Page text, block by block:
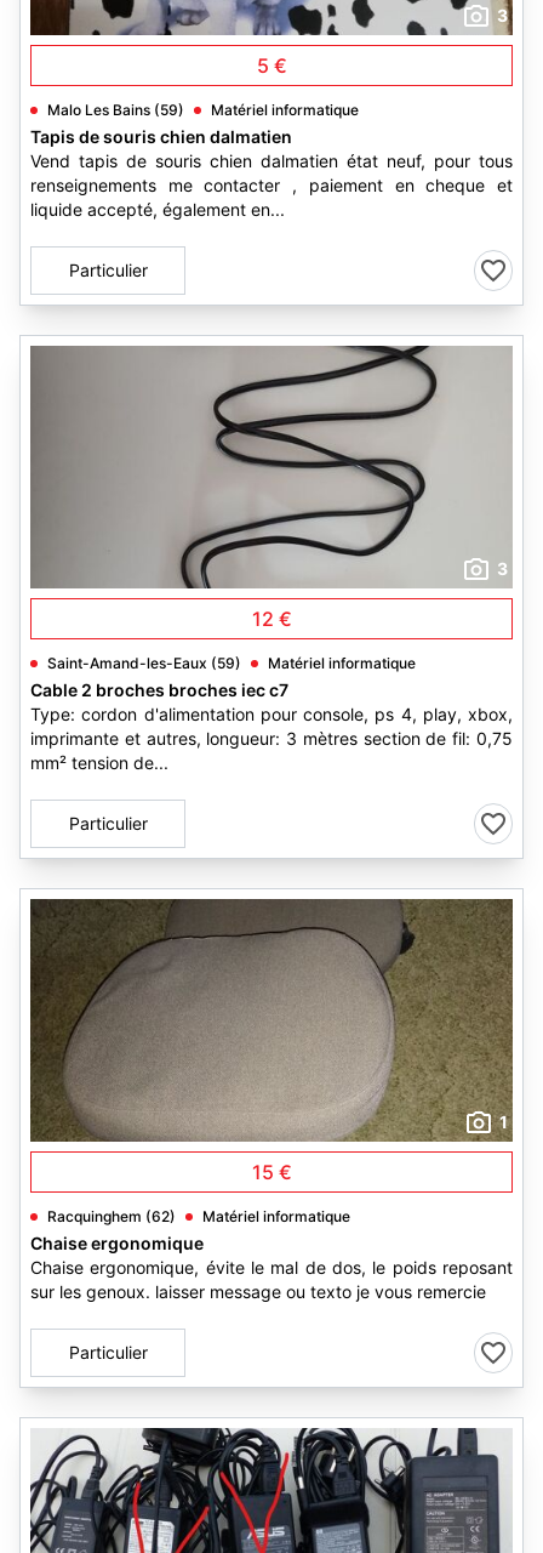
3
5 €
Malo Les Bains (59) Matériel informatique
Tapis de souris chien dalmatien
Vend tapis de souris chien dalmatien état neuf, pour tous
renseignements me contacter , paiement en cheque et
liquide accepté, également en...
Particulier
3
12 €
Saint-Amand-les-Eaux (59) Matériel informatique
Cable 2 broches broches iec c7
Type: cordon d'alimentation pour console, ps 4, play, xbox,
imprimante et autres, longueur: 3 mètres section de fil: 0,75
mm² tension de...
Particulier
1
15 €
Racquinghem (62) Matériel informatique
Chaise ergonomique
Chaise ergonomique, évite le mal de dos, le poids reposant
sur les genoux. laisser message ou texto je vous remercie
Particulier